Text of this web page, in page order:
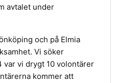
avtalet under
och på Elmia
Vi söker
var vi drygt 10 volontärer
kommer att